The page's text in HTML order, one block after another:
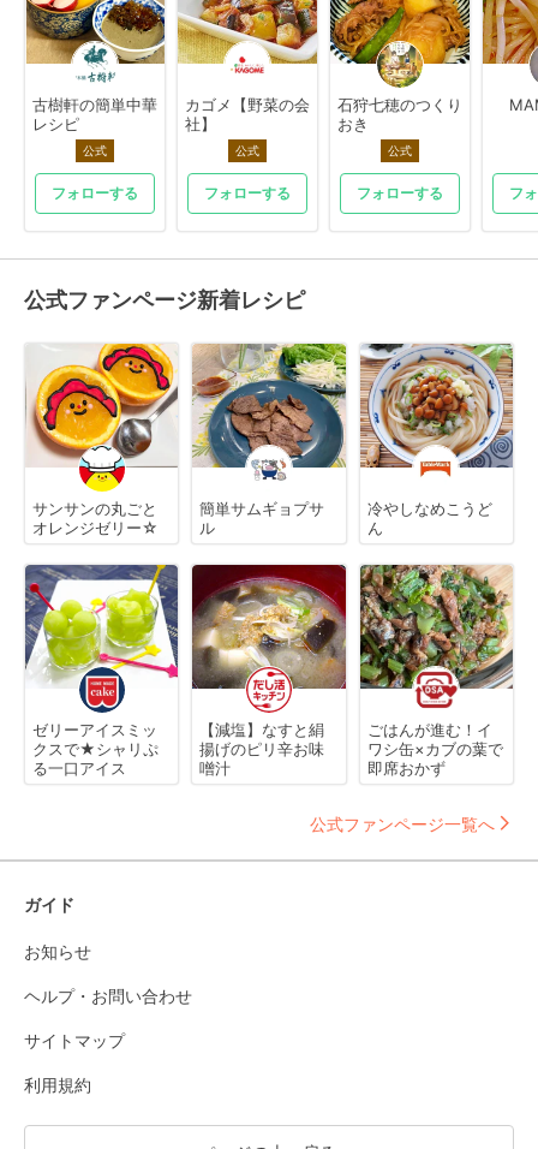
古樹軒の簡単中華
レシピ
公式
フォローする
カゴメ【野菜の会
社】
公式
フォローする
石狩七穂のつくり
おき
公式
フォローする フ
公式ファンページ新着レシピ
サンサンの丸ごと
オレンジゼリー☆
簡単サムギョプサ
ル
冷やしなめこうど
ん
ゼリーアイスミッ
クスで★シャリぷ
る一口アイス
【減塩】なすと絹
揚げのピリ辛お味
噌汁
ごはんが進む！イ
ワシ缶×カブの葉で
即席おかず
公式ファンページ一覧へ
ガイド
お知らせ
ヘルプ・お問い合わせ
サイトマップ
利用規約